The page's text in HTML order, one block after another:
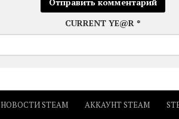
CURRENT YE@R *
НОВОСТИ STEAM АККАУНТ STEAM